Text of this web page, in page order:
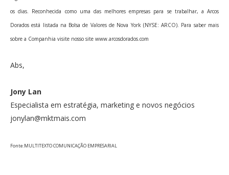
os dias. Reconhecida como uma das melhores empresas para se trabalhar, a Arcos
Dorados está listada na Bolsa de Valores de Nova York (NYSE: ARCO). Para saber mais
sobre a Companhia visite nosso site www.arcosdorados.com
Abs,
Jony Lan
Especialista em estratégia, marketing e novos negócios
jonylan@mktmais.com
Fonte:MULTITEXTO COMUNICAÇÃO EMPRESARIAL